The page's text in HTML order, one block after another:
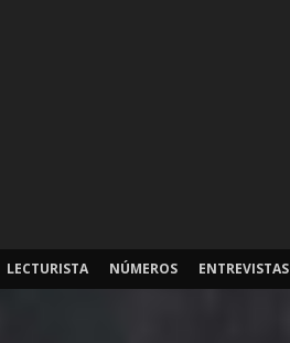
LECTURISTA NÚMEROS ENTREVISTAS